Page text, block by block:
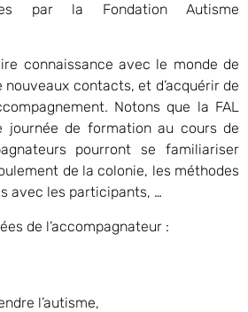
par la Fondation Autisme
connaissance avec le monde de
nouveaux contacts, et d’acquérir de
Notons que la FAL
journée de formation au cours de
pourront se familiariser
de la colonie, les méthodes
avec les participants, …
de l’accompagnateur :
l’autisme,